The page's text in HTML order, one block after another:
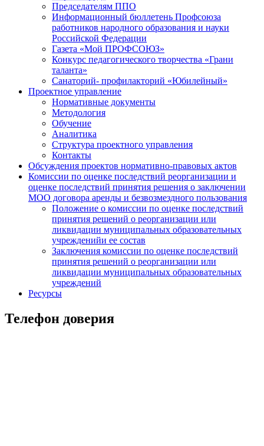
Председателям ППО
Информационный бюллетень Профсоюза
работников народного образования и науки
Российской Федерации
Газета «Мой ПРОФСОЮЗ»
Конкурс педагогического творчества «Грани
таланта»
Санаторий- профилакторий «Юбилейный»
Проектное управление
Нормативные документы
Методология
Обучение
Аналитика
Структура проектного управления
Контакты
Обсуждения проектов нормативно-правовых актов
Комиссии по оценке последствий реорганизации и
оценке последствий принятия решения о заключении
МОО договора аренды и безвозмездного пользования
Положение о комиссии по оценке последствий
принятия решений о реорганизации или
ликвидации муниципальных образовательных
учрежденийи ее состав
Заключения комиссии по оценке последствий
принятия решений о реорганизации или
ликвидации муниципальных образовательных
учреждений
Ресурсы
Телефон доверия